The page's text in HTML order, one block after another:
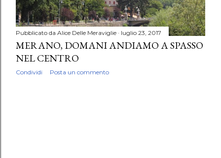
Pubblicato da Alice Delle Meraviglie luglio 23, 2017
MERANO, DOMANI ANDIAMO A SPASSO
NEL CENTRO
Condividi Posta un commento